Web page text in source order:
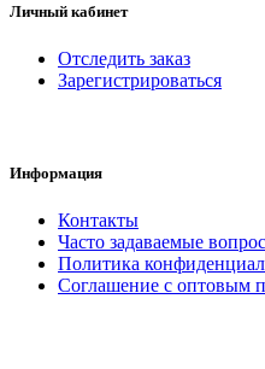
Личный кабинет
Отследить заказ
Зарегистрироваться
Информация
Контакты
Часто задаваемые
Политика
Соглашение с оптовым